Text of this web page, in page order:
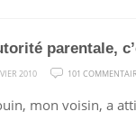
parentale,
2010 101
mon voisin, a